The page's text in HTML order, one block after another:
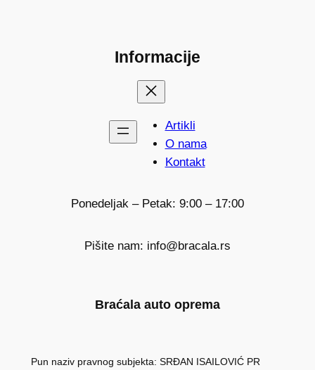
Informacije
Artikli
O nama
Kontakt
Ponedeljak – Petak: 9:00 – 17:00
Pišite nam: info@bracala.rs
Braćala auto oprema
Pun naziv pravnog subjekta: SRĐAN ISAILOVIĆ PR